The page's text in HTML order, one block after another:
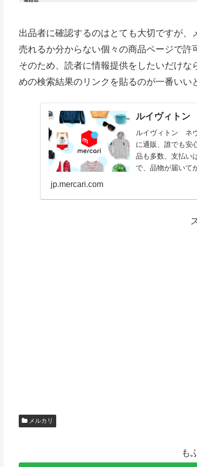
出品者に確認するのはとても大切ですが
売れるか分からない個々の商品ページで許
そのため、読者に情報提供をしたいだけ
めの検索結果のリンクを貼るのが一番いい
ルイヴィト
ルイヴィトン ネ
に通販、誰でも安
品も多数、支払い
で、品物が届いて
jp.mercari.com
メルカリ
も